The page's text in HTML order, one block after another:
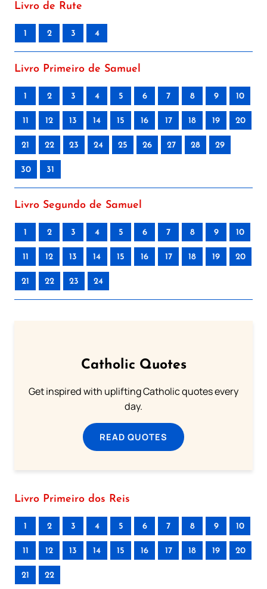
Livro de Rute
1 2 3 4
Livro Primeiro de Samuel
1 2 3 4 5 6 7 8 9 10
11 12 13 14 15 16 17 18 19 20
21 22 23 24 25 26 27 28 29
30 31
Livro Segundo de Samuel
1 2 3 4 5 6 7 8 9 10
11 12 13 14 15 16 17 18 19 20
21 22 23 24
Catholic Quotes
Get inspired with uplifting Catholic quotes every
day.
READ QUOTES
Livro Primeiro dos Reis
1 2 3 4 5 6 7 8 9 10
11 12 13 14 15 16 17 18 19 20
21 22